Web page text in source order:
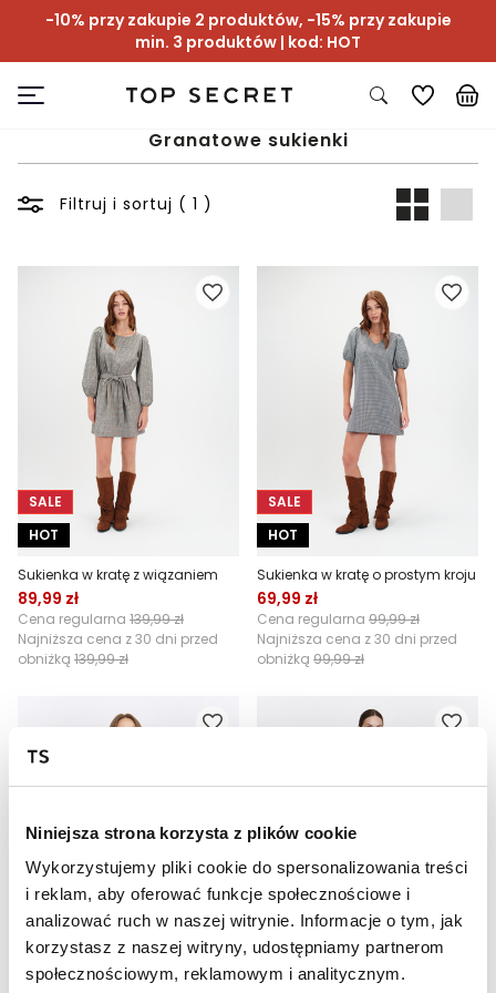
Niniejsza strona korzysta z plików cookie
Wykorzystujemy pliki cookie do spersonalizowania treści
i reklam, aby oferować funkcje społecznościowe i
analizować ruch w naszej witrynie. Informacje o tym, jak
korzystasz z naszej witryny, udostępniamy partnerom
społecznościowym, reklamowym i analitycznym.
-10% przy zakupie 2 produktów, -15% przy zakupie
min. 3 produktów | kod: HOT
Granatowe sukienki
Filtruj i sortuj ( 1 )
SALE
HOT
Sukienka w kratę z wiązaniem
89,99 zł
Cena regularna 139,99 zł
Najniższa cena z 30 dni przed
obniżką 139,99 zł
SALE
HOT
Sukienka w kratę o prostym kroju
69,99 zł
Cena regularna 99,99 zł
Najniższa cena z 30 dni przed
obniżką 99,99 zł
SALE
HOT
SALE
HOT